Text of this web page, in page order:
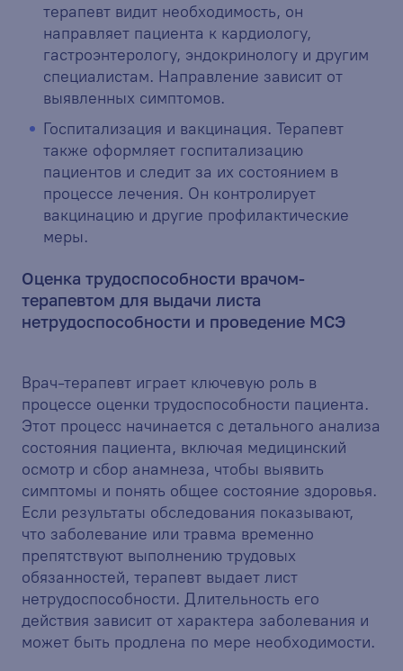
терапевт видит необходимость, он
направляет пациента к кардиологу,
гастроэнтерологу, эндокринологу и другим
специалистам. Направление зависит от
выявленных симптомов.
Госпитализация и вакцинация. Терапевт
также оформляет госпитализацию
пациентов и следит за их состоянием в
процессе лечения. Он контролирует
вакцинацию и другие профилактические
меры.
Оценка трудоспособности врачом-
терапевтом для выдачи листа
нетрудоспособности и проведение МСЭ
Врач-терапевт играет ключевую роль в
процессе оценки трудоспособности пациента.
Этот процесс начинается с детального анализа
состояния пациента, включая медицинский
осмотр и сбор анамнеза, чтобы выявить
симптомы и понять общее состояние здоровья.
Если результаты обследования показывают,
что заболевание или травма временно
препятствуют выполнению трудовых
обязанностей, терапевт выдает лист
нетрудоспособности. Длительность его
действия зависит от характера заболевания и
может быть продлена по мере необходимости.